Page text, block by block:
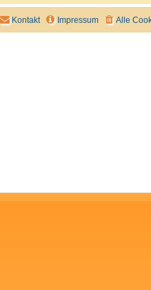
Alle
Impressum
Kontakt